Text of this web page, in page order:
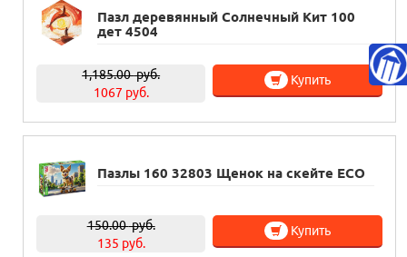
Пазл деревянный Солнечный Кит 100
дет 4504
1,185.00руб.
1067 руб.
Купить
Пазлы 160 32803 Щенок на скейте ECO
150.00руб.
135 руб.
Купить